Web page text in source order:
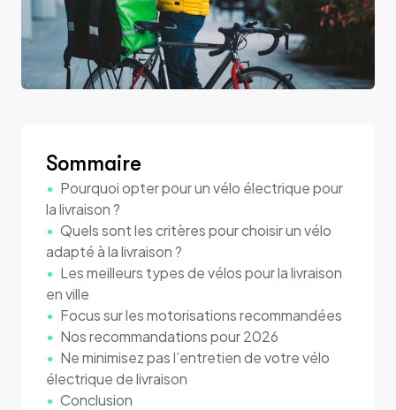
Sommaire
Pourquoi opter pour un vélo électrique pour
la livraison ?
Quels sont les critères pour choisir un vélo
adapté à la livraison ?
Les meilleurs types de vélos pour la livraison
en ville
Focus sur les motorisations recommandées
Nos recommandations pour 2026
Ne minimisez pas l’entretien de votre vélo
électrique de livraison
Conclusion